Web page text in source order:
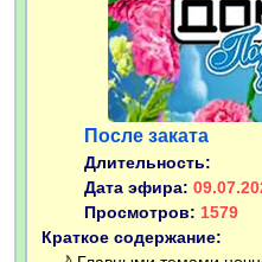
После заката
Длительность:
Дата эфира:
Просмотров: 1579
Краткое содержание: